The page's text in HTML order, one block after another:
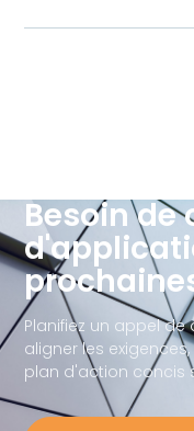
Besoin
Planifiez un appel
aligner les
plan d'action concis